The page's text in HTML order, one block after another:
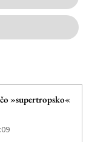
»supertropsko«